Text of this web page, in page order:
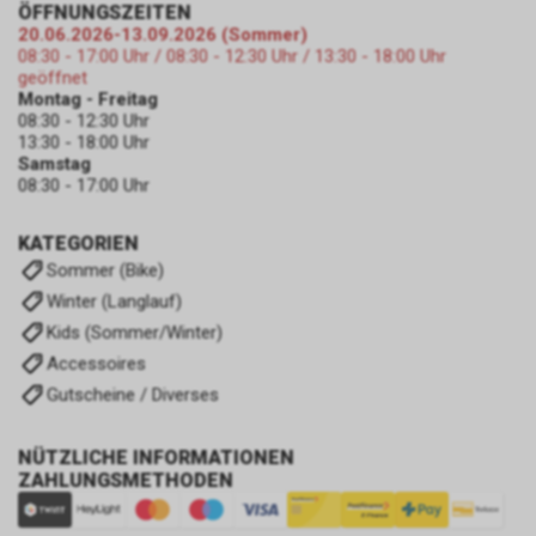
KATEGORIEN
Sommer (Bike)
Winter (Langlauf)
Kids (Sommer/Winter)
Accessoires
Gutscheine / Diverses
NÜTZLICHE INFORMATIONEN
ZAHLUNGSMETHODEN
ÖFFNUNGSZEITEN
20.06.2026-13.09.2026 (Sommer)
08:30 - 17:00 Uhr / 08:30 - 12:30 Uhr / 13:30 - 18:00 Uhr
geöffnet
Montag - Freitag
08:30 - 12:30 Uhr
13:30 - 18:00 Uhr
Samstag
08:30 - 17:00 Uhr